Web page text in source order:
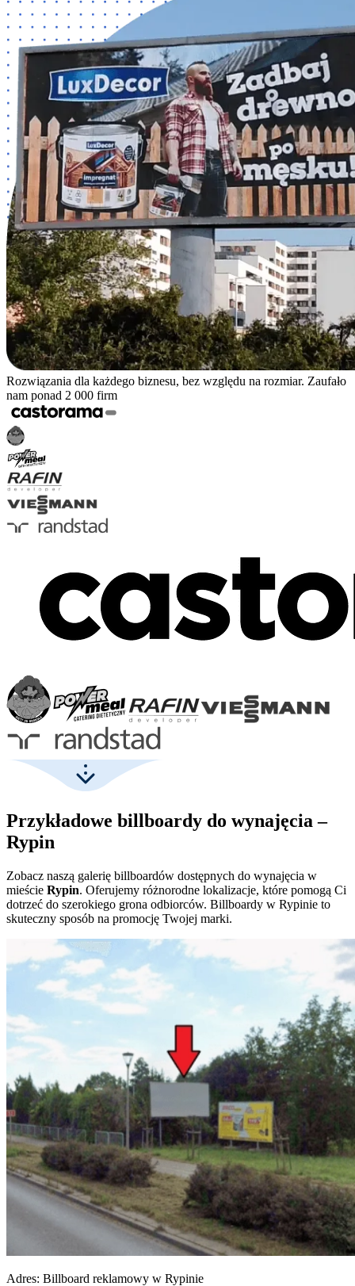
Rozwiązania dla każdego biznesu, bez względu na rozmiar. Zaufało
nam ponad 2 000 firm
Przykładowe billboardy do wynajęcia –
Rypin
Zobacz naszą galerię billboardów dostępnych do wynajęcia w
mieście Rypin. Oferujemy różnorodne lokalizacje, które pomogą Ci
dotrzeć do szerokiego grona odbiorców. Billboardy w Rypinie to
skuteczny sposób na promocję Twojej marki.
Adres: Billboard reklamowy w Rypinie